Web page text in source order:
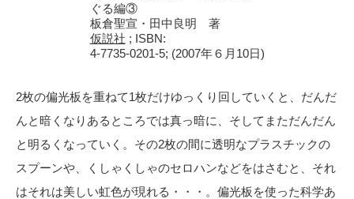
ぐる編③
板倉聖宣・田中良明 著
仮説社 ; ISBN:
4-7735-0201-5; (2007年６月10日)
2枚の偏光板を重ねて1枚だけゆっくり回していくと、だんだ
んと暗くなりあるところでは真っ暗に、そしてまただんだん
と明るくなっていく。その2枚の間に透明なプラスチックの
スプーンや、くしゃくしゃのセロハンなどをはさむと、それ
はそれは美しい虹色が現れる・・・。偏光板を使った科学あ